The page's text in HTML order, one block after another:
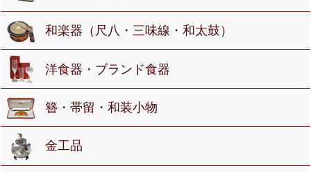
和楽器（尺八・三味線・和太鼓）
洋食器・ブランド食器
簪・帯留・和装小物
金工品